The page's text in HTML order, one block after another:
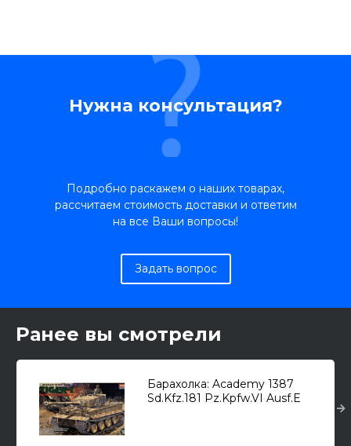
Нужна консультация?
Подробно раскажем о наших товарах,
рассчитаем стоимость доставки и ответим
на все Ваши вопросы!
Задать вопрос
Ранее вы смотрели
Барахолка: Academy 1387
Sd.Kfz.181 Pz.Kpfw.VI Ausf.E